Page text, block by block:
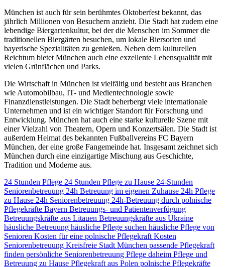
München ist auch für sein berühmtes Oktoberfest bekannt, das
jährlich Millionen von Besuchern anzieht. Die Stadt hat zudem eine
lebendige Biergartenkultur, bei der die Menschen im Sommer die
traditionellen Biergärten besuchen, um lokale Biersorten und
bayerische Spezialitäten zu genießen. Neben dem kulturellen
Reichtum bietet München auch eine exzellente Lebensqualität mit
vielen Grünflächen und Parks.
Die Wirtschaft in München ist vielfältig und besteht aus Branchen
wie Automobilbau, IT- und Medientechnologie sowie
Finanzdienstleistungen. Die Stadt beherbergt viele internationale
Unternehmen und ist ein wichtiger Standort für Forschung und
Entwicklung. München hat auch eine starke kulturelle Szene mit
einer Vielzahl von Theatern, Opern und Konzertsälen. Die Stadt ist
außerdem Heimat des bekannten Fußballvereins FC Bayern
München, der eine große Fangemeinde hat. Insgesamt zeichnet sich
München durch eine einzigartige Mischung aus Geschichte,
Tradition und Moderne aus.
24 Stunden Pflege 24 Stunden Pflege zu Hause 24-Stunden
Seniorenbetreuung 24h Betreuung im eigenen Zuhause 24h Pflege
zu Hause 24h Seniorenbetreuung 24h-Betreuung durch polnische
Pflegekräfte Bayern Betreuungs- und Patientenverfügung
Betreuungskräfte aus Litauen Betreuungskräfte aus Ukraine
häusliche Betreuung häusliche Pflege suchen häusliche Pflege von
Senioren Kosten für eine polnische Pflegekraft Kosten
Seniorenbetreuung Kreisfreie Stadt München passende Pflegekraft
finden persönliche Seniorenbetreuung Pflege daheim Pflege und
Betreuung zu Hause Pflegekraft aus Polen polnische Pflegekräfte